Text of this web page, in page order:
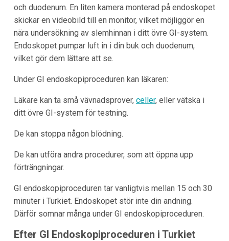
och duodenum. En liten kamera monterad på endoskopet
skickar en videobild till en monitor, vilket möjliggör en
nära undersökning av slemhinnan i ditt övre GI-system.
Endoskopet pumpar luft in i din buk och duodenum,
vilket gör dem lättare att se.
Under GI endoskopiproceduren kan läkaren:
Läkare kan ta små vävnadsprover, celler, eller vätska i
ditt övre GI-system för testning.
De kan stoppa någon blödning.
De kan utföra andra procedurer, som att öppna upp
förträngningar.
GI endoskopiproceduren tar vanligtvis mellan 15 och 30
minuter i Turkiet. Endoskopet stör inte din andning.
Därför somnar många under GI endoskopiproceduren.
Efter GI Endoskopiproceduren i Turkiet